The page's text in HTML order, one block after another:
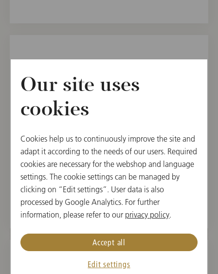
Elektra
Salzburg Festival 2021
フェルゼンライトシューレ, ザルツブルク, オー
ストリア
指揮者
Franz Welser-Moest
Richard Strauss
2021年8月11日(水)
Our site uses
cookies
Cookies help us to continuously improve the site and
adapt it according to the needs of our users. Required
cookies are necessary for the webshop and language
settings. The cookie settings can be managed by
clicking on “Edit settings”. User data is also
processed by Google Analytics. For further
information, please refer to our privacy policy.
Edit settings
Accept all